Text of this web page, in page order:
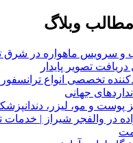
وبلاگ
و سرویس ماهواره در شرق
دریافت تصویر پایدار
تخصصی انواع
جهانی
پوست و مو، لیزر،
در والفجر شیراز |